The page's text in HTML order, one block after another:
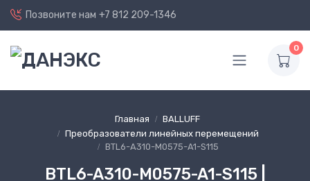
Позвоните нам +7 812 209-1346
0
Главная
BALLUFF
Преобразователи линейных перемещений
BTL6-A310-M0575-A1-S115
BTL6-A310-M0575-A1-S115 |